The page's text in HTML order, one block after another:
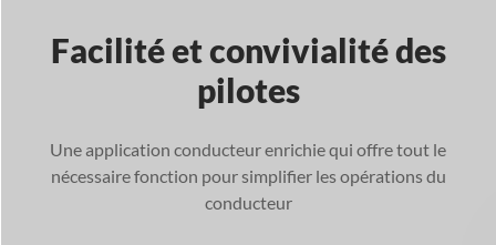
Facilité et convivialité des
pilotes
Une application conducteur enrichie qui offre tout le
nécessairefonction pour simplifier les opérations du
conducteur